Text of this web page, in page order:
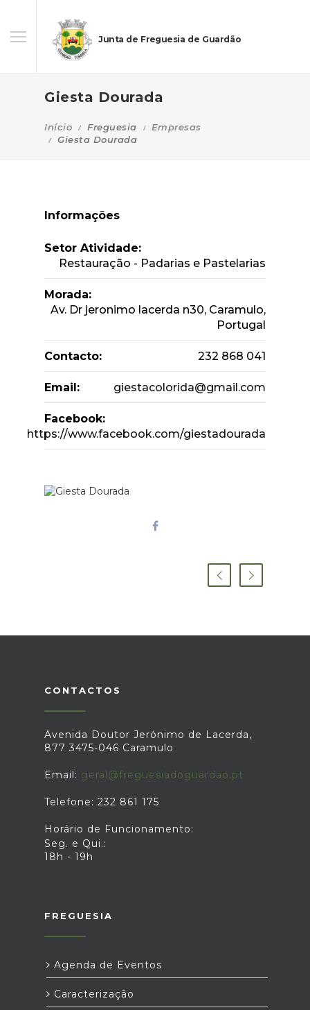
Junta de Freguesia de Guardão
Giesta Dourada
Início Freguesia
Empresas
Giesta Dourada
Informações
Setor Atividade:
Restauração - Padarias e Pastelarias
Morada:
Av. Dr jeronimo lacerda n30, Caramulo,
Portugal
Contacto: 232 868 041
Email: giestacolorida@gmail.com
Facebook:
https://www.facebook.com/giestadourada
CONTACTOS
Avenida Doutor Jerónimo de Lacerda,
877 3475-046 Caramulo
Email: geral@freguesiadoguardao.pt
Telefone: 232 861 175
Horário de Funcionamento:
Seg. e Qui.:
18h - 19h
FREGUESIA
Agenda de Eventos
Caracterização